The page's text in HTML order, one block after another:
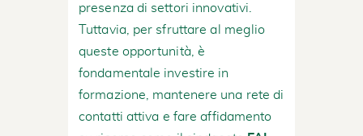
presenza di settori innovativi.
Tuttavia, per sfruttare al meglio
queste opportunità, è
fondamentale investire in
formazione, mantenere una rete di
contatti attiva e fare affidamento